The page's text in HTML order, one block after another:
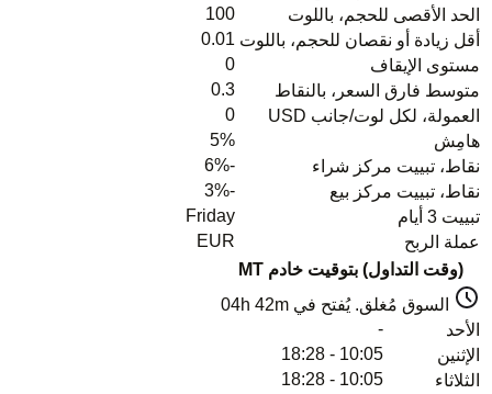
الحد الأقصى للحجم، باللوت
100
أقل زيادة أو نقصان للحجم، باللوت 0.01
مستوى الإيقاف
0
متوسط فارق السعر، بالنقاط
0.3
العمولة، لكل لوت/جانب USD
0
هامِش
5%
نقاط، تبييت مركز شراء
-6%
نقاط، تبييت مركز بيع
-3%
تبييت 3 أيام
Friday
عملة الربح
EUR
(وقت التداول) بتوقيت خادم MT
السوق مُغلق. يُفتح في 04h 42m
الأحد
-
الإثنين
10:05 - 18:28
الثلاثاء
10:05 - 18:28